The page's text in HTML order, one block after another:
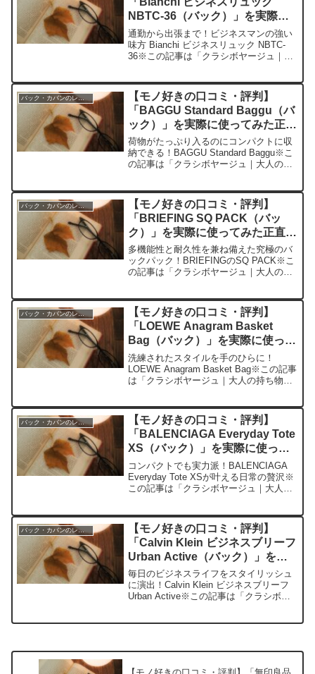
NBTC-36（バック）」を実際に
使ってみた正直感想
通勤から出張まで！ビジネスマンの強い
味方 Bianchi ビジネスリュック NBTC-
36※この記事は「クラシボヤージュ｜大
の口コミ今日、編集部が紹介したいのが
「Bia...
バック・カバンのレビュー
【モノ好きの口コミ・評判】
「BAGGU Standard Baggu（バ
ック）」を実際に使ってみた正直
感想
荷物がたっぷり入るのにコンパクトに収
納できる！BAGGU Standard Baggu※こ
の記事は「クラシボヤージュ｜大人の持
ミ今日、編集部が紹介したいのが
「BAGGU...
バック・カバンのレビュー
【モノ好きの口コミ・評判】
「BRIEFING SQ PACK（バッ
ク）」を実際に使ってみた正直感
想
多機能性と耐久性を兼ね備えた究極のバ
ックパック！BRIEFINGのSQ PACK※こ
の記事は「クラシボヤージュ｜大人の持
ミ今日、編集部が紹介したいのが
「BRIEFING...
バック・カバンのレビュー
【モノ好きの口コミ・評判】
「LOEWE Anagram Basket
Bag（バック）」を実際に使って
みた正直感想
洗練されたスタイルを手のひらに！
LOEWE Anagram Basket Bag※この記事
は「クラシボヤージュ｜大人の持ち物と
日、編集部が紹介したいのが「LOEWE
An...
バック・カバンのレビュー
【モノ好きの口コミ・評判】
「BALENCIAGA Everyday Tote
XS（バック）」を実際に使って
みた正直感想
コンパクトでも実力派！BALENCIAGA
Everyday Tote XSが叶える日常の贅沢※
この記事は「クラシボヤージュ｜大人の
コミ今日、編集部が紹介したいのが
「B...
バック・カバンのレビュー
【モノ好きの口コミ・評判】
「Calvin Klein ビジネスブリーフ
Urban Active（バック）」を実
際に使ってみた正直感想
毎日のビジネスライフをスタイリッシュ
に演出！Calvin Klein ビジネスブリーフ
Urban Active※この記事は「クラシボヤ